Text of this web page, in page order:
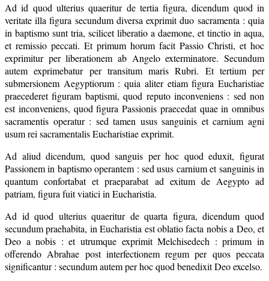
Ad id quod ulterius quaeritur de tertia figura, dicendum quod in
veritate illa figura secundum diversa exprimit duo sacramenta : quia
in baptismo sunt tria, scilicet liberatio a daemone, et tinctio in aqua,
et remissio peccati. Et primum horum facit Passio Christi, et hoc
exprimitur per liberationem ab Angelo exterminatore. Secundum
autem exprimebatur per transitum maris Rubri. Et tertium per
submersionem Aegyptiorum : quia aliter etiam figura Eucharistiae
praecederet figuram baptismi, quod reputo inconveniens : sed non
est inconveniens, quod figura Passionis praecedat quae in omnibus
sacramentis operatur : sed tamen usus sanguinis et carnium agni
usum rei sacramentalis Eucharistiae exprimit.
Ad aliud dicendum, quod sanguis per hoc quod eduxit, figurat
Passionem in baptismo operantem : sed usus carnium et sanguinis in
quantum confortabat et praeparabat ad exitum de Aegypto ad
patriam, figura fuit viatici in Eucharistia.
Ad id quod ulterius quaeritur de quarta figura, dicendum quod
secundum praehabita, in Eucharistia est oblatio facta nobis a Deo, et
Deo a nobis : et utrumque exprimit Melchisedech : primum in
offerendo Abrahae post interfectionem regum per quos peccata
significantur : secundum autem per hoc quod benedixit Deo excelso.